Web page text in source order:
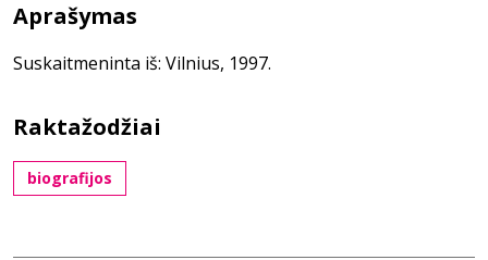
Aprašymas
Suskaitmeninta iš: Vilnius, 1997.
Raktažodžiai
biografijos